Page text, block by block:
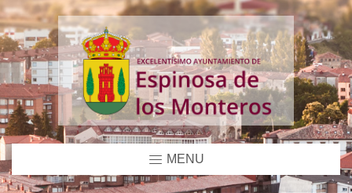
MENU